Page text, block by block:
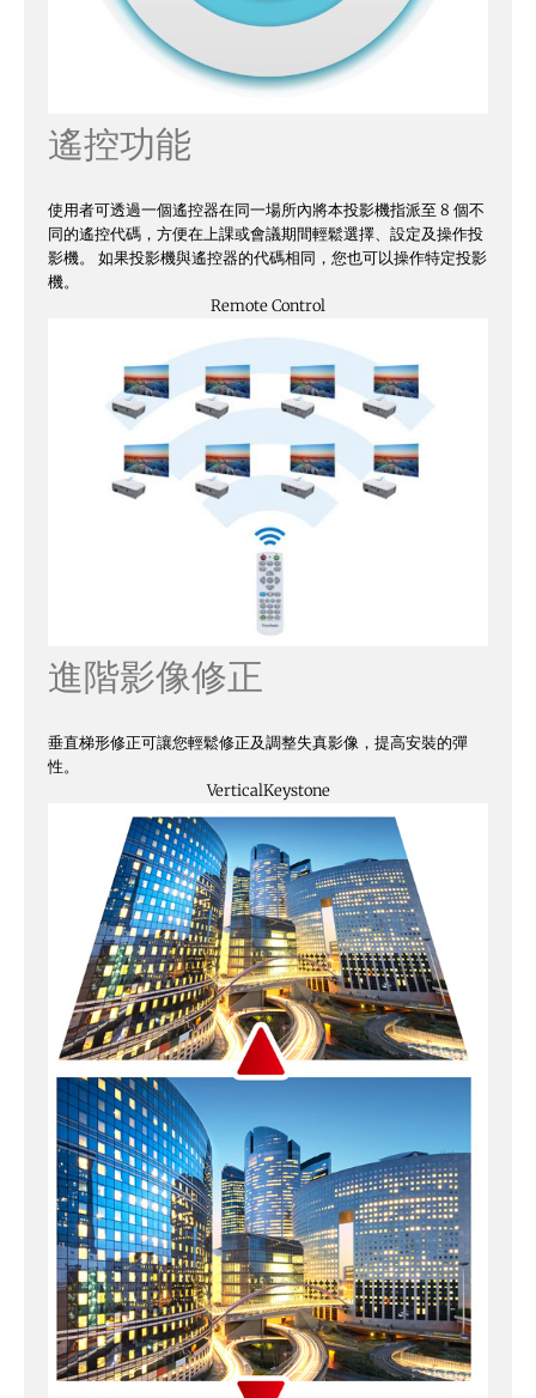
遙控功能
使用者可透過一個遙控器在同一場所內將本投影機指派至 8 個不
同的遙控代碼，方便在上課或會議期間輕鬆選擇、設定及操作投
影機。 如果投影機與遙控器的代碼相同，您也可以操作特定投影
機。
Remote Control
進階影像修正
垂直梯形修正可讓您輕鬆修正及調整失真影像，提高安裝的彈
性。
VerticalKeystone